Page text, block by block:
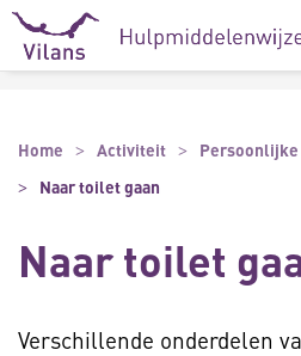
Naar hoofdinhoud
Naar footer
Home Activiteit
Naar toilet gaan
Naar toilet
Verschillende onderdelen